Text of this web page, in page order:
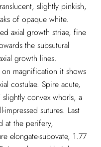
slightly pinkish,
of opaque white.
axial growth striae, fine
the subsutural
growth lines.
magnification it shows
costulae. Spire acute,
convex whorls, a
impressed sutures. Last
at the perifery,
elongate-subovate, 1.77